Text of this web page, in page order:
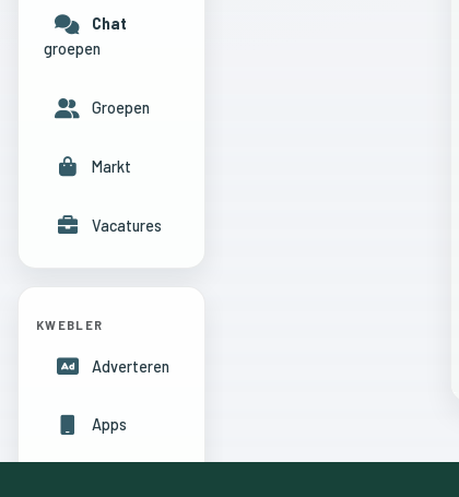
Chat
groepen
Groepen
Markt
Vacatures
KWEBLER
Adverteren
Apps